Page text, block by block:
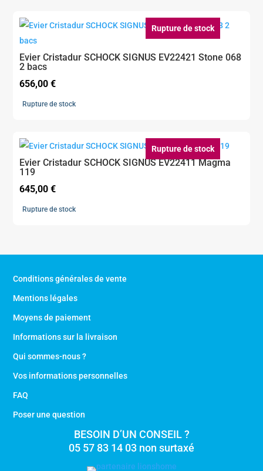
Rupture de stock
Evier Cristadur SCHOCK SIGNUS EV22421 Stone 068
2 bacs
656,00€
Rupture de stock
Rupture de stock
Evier Cristadur SCHOCK SIGNUS EV22411 Magma
119
645,00€
Rupture de stock
Conditions générales de vente
Mentions légales
Moyens de paiement
Informations sur la livraison
Qui sommes-nous ?
Vos informations personnelles
FAQ
Poser une question
BESOIN D’UN CONSEIL ?
05 57 83 14 03 non surtaxé